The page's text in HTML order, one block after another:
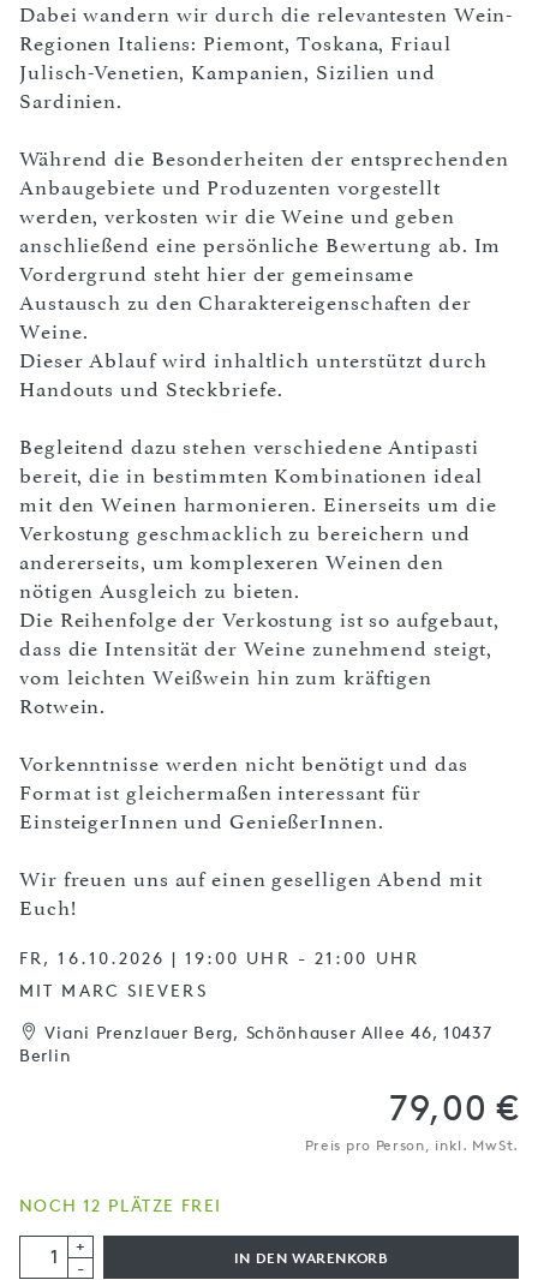
Dabei wandern wir durch die relevantesten Wein-
Regionen Italiens: Piemont, Toskana, Friaul
Julisch-Venetien, Kampanien, Sizilien und
Sardinien.
Während die Besonderheiten der entsprechenden
Anbaugebiete und Produzenten vorgestellt
werden, verkosten wir die Weine und geben
anschließend eine persönliche Bewertung ab. Im
Vordergrund steht hier der gemeinsame
Austausch zu den Charaktereigenschaften der
Weine.
Dieser Ablauf wird inhaltlich unterstützt durch
Handouts und Steckbriefe.
Begleitend dazu stehen verschiedene Antipasti
bereit, die in bestimmten Kombinationen ideal
mit den Weinen harmonieren. Einerseits um die
Verkostung geschmacklich zu bereichern und
andererseits, um komplexeren Weinen den
nötigen Ausgleich zu bieten.
Die Reihenfolge der Verkostung ist so aufgebaut,
dass die Intensität der Weine zunehmend steigt,
vom leichten Weißwein hin zum kräftigen
Rotwein.
Vorkenntnisse werden nicht benötigt und das
Format ist gleichermaßen interessant für
EinsteigerInnen und GenießerInnen.
Wir freuen uns auf einen geselligen Abend mit
Euch!
FR, 16.10.2026 | 19:00 UHR - 21:00 UHR
MIT MARC SIEVERS
Viani Prenzlauer Berg, Schönhauser Allee 46, 10437
Berlin
79,00 €
Preis pro Person, inkl. MwSt.
NOCH 12 PLÄTZE FREI
+
-
IN DEN WARENKORB